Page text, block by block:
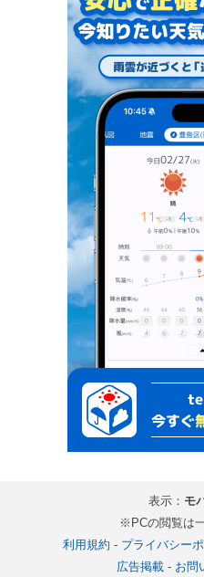
表示： モ
※PCの閲覧は
利用規約 - プライバシー
広告掲載- お問